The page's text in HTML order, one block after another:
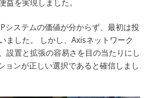
益を実現しました。
システムの価値が分からず、最初は投
ました。 しかし、Axisネットワーク
設置と拡張の容易さを目の当たりにし
ョンが正しい選択であると確信しまし